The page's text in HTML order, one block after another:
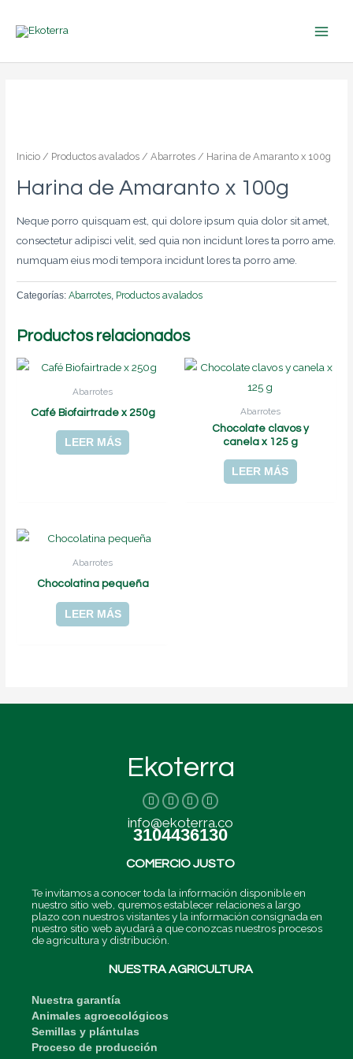
Inicio / Productos avalados /Abarrotes / Harina de Amaranto x 100g
Harina de Amaranto x 100g
Neque porro quisquam est, qui dolore ipsum quia dolor sit amet,
consectetur adipisci velit, sed quia non incidunt lores ta porro ame.
numquam eius modi tempora incidunt lores ta porro ame.
Categorías:Abarrotes, Productos avalados
Productos relacionados
Abarrotes
Café Biofairtrade x 250g
LEER MÁS
Abarrotes
Chocolate clavos y
canela x 125 g
LEER MÁS
Abarrotes
Chocolatina pequeña
LEER MÁS
Ekoterra
I
n
s
t
a
r
a
T
w
i
t
t
r
L
i
k
e
i
n
i
n
F
a
e
b
o
k
f
info@ekoterra.co
3104436130
COMERCIO JUSTO
Te invitamos a conocer toda la información disponible en
nuestro sitio web, quremos establecer relaciones a largo
plazo con nuestros visitantes y la información consignada en
nuestro sitio web ayudará a que conozcas nuestros procesos
de agricultura y distribución.
NUESTRA AGRICULTURA
Nuestra garantía
Animales agroecológicos
Semillas y plántulas
Proceso de producción